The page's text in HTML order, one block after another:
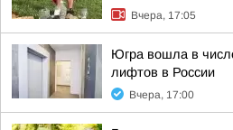
Вчера, 17:05
Югра вошла в
лифтов в России
Вчера, 17:00